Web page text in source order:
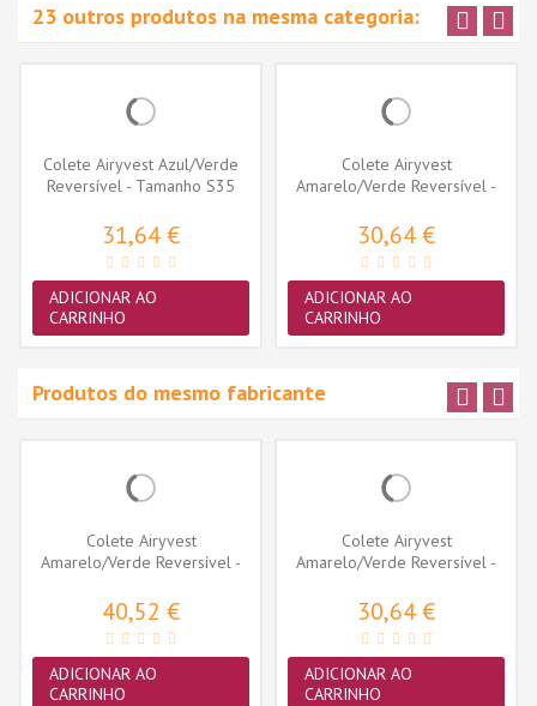
23 outros produtos na mesma categoria:
Colete Airyvest Azul/Verde
Reversível - Tamanho S35
31,64 €
ADICIONAR AO
CARRINHO
Colete Airyvest
Amarelo/Verde Reversível -
30,64 €
ADICIONAR AO
CARRINHO
Produtos do mesmo fabricante
Colete Airyvest
Amarelo/Verde Reversível -
40,52 €
ADICIONAR AO
CARRINHO
Colete Airyvest
Amarelo/Verde Reversível -
30,64 €
ADICIONAR AO
CARRINHO